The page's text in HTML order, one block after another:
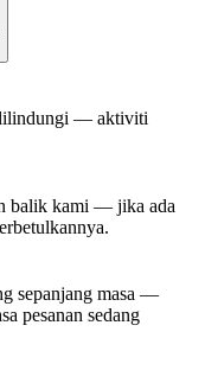
— aktiviti
balik kami — jika ada
sepanjang masa —
pesanan sedang